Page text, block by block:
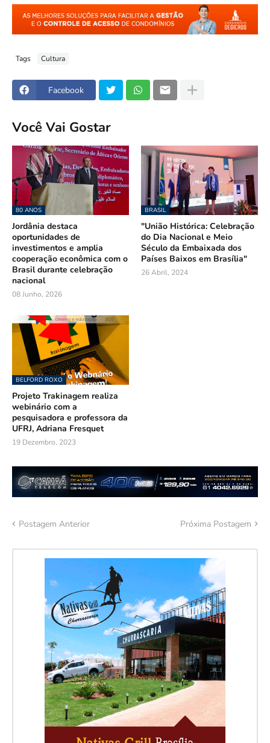
Tags Cultura
Facebook
Você Vai Gostar
80 ANOS
Jordânia destaca
oportunidades de
investimentos e amplia
cooperação econômica com o
Brasil durante celebração
nacional
08 Junho, 2026
BRASIL
"União Histórica: Celebração
do Dia Nacional e Meio
Século da Embaixada dos
Países Baixos em Brasília"
26 Abril, 2024
BELFORD ROXO
Projeto Trakinagem realiza
webinário com a
pesquisadora e professora da
UFRJ, Adriana Fresquet
19 Dezembro, 2023
Postagem Anterior Próxima Postagem